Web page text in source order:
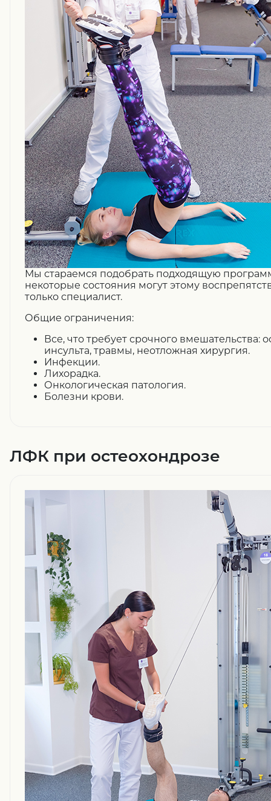
Мы стараемся подобрать подходящую
некоторые состояния могут этому
только специалист.
Общие ограничения:
Все, что требует срочного вмешательства:
инсульта, травмы, неотложная хирургия.
Инфекции.
Лихорадка.
Онкологическая патология.
Болезни крови.
ЛФК при остеохондрозе